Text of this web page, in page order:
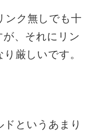
ンク無しでも十
、それにリン
厳しいです。
というあまり